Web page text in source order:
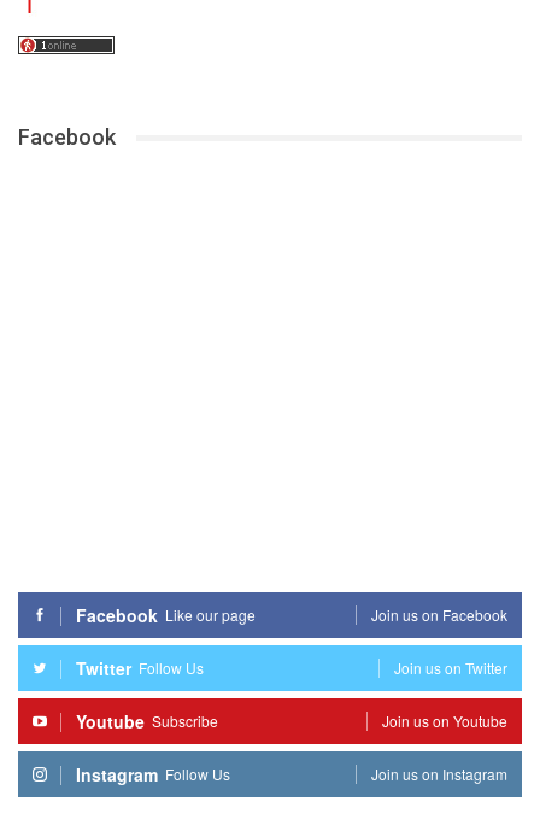
Facebook
Facebook Like our page Join us on Facebook
Twitter Follow Us Join us on Twitter
Youtube Subscribe Join us on Youtube
Instagram Follow Us Join us on Instagram